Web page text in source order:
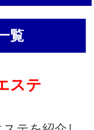
覧
ステ